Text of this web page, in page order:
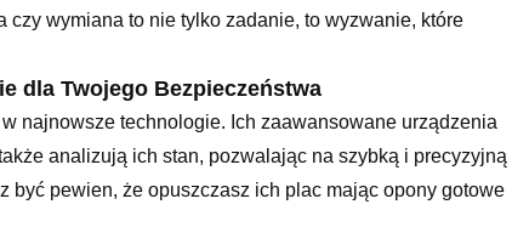
czy wymiana to nie tylko zadanie, to wyzwanie, które
dla Twojego Bezpieczeństwa
najnowsze technologie. Ich zaawansowane urządzenia
analizują ich stan, pozwalając na szybką i precyzyjną
być pewien, że opuszczasz ich plac mając opony gotowe